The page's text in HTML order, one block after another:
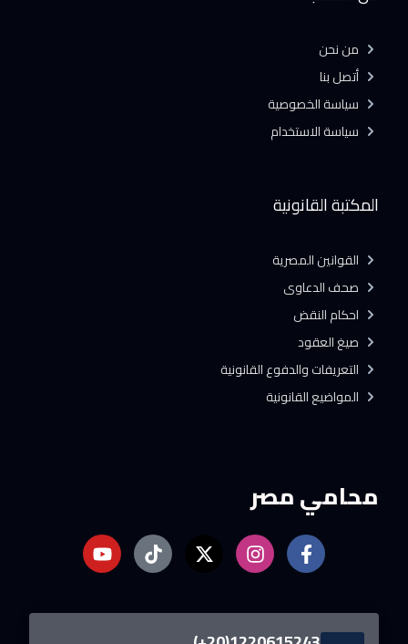
محامي مصر
المكتبة القانونية
القوانين المصرية
صحف الدعاوى
احكام النقض
صيغ العقود
التعريفات والدفوع القانونية
المواضيع القانونية
من نحن
أتصل بنا
سياسة الخصوصية
سياسة الاستخدام